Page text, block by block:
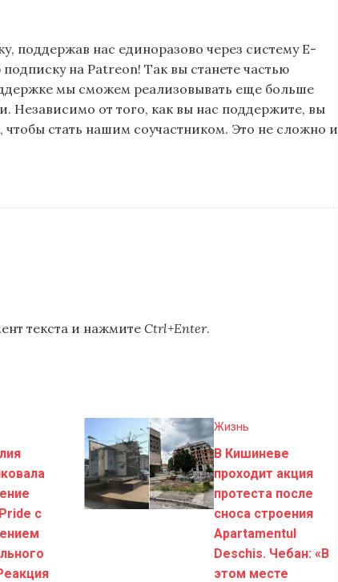
поддержав нас единоразово через систему E-
на Patreon! Так вы станете частью
мы сможем реализовывать еще больше
Независимо от того, как вы нас поддержите, вы
стать нашим соучастником. Это не сложно и
текста и нажмите Ctrl+Enter.
с
Жизнь
В Кишиневе
проходит акция
протеста после
сноса строения
Apartamentul
Deschis. Чебан: «В
этом месте